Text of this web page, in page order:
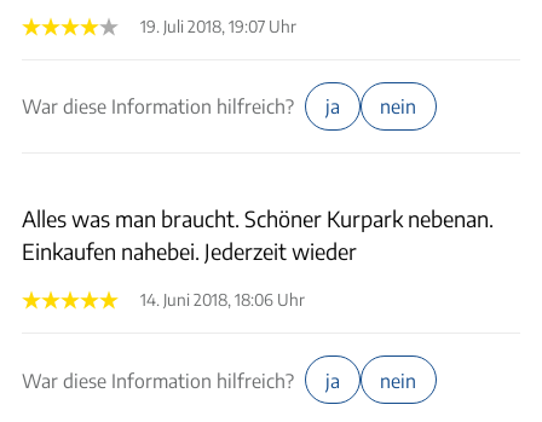
19. Juli 2018, 19:07 Uhr
War diese Information hilfreich? ja nein
Alles was man braucht. Schöner Kurpark nebenan.
Einkaufen nahebei. Jederzeit wieder
14. Juni 2018, 18:06 Uhr
War diese Information hilfreich? ja nein